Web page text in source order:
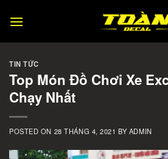
TIN TỨC
Top Món Đồ Chơi Xe
Chạy Nhất
POSTED ON 28 THÁNG 4, 2021 BYADMIN